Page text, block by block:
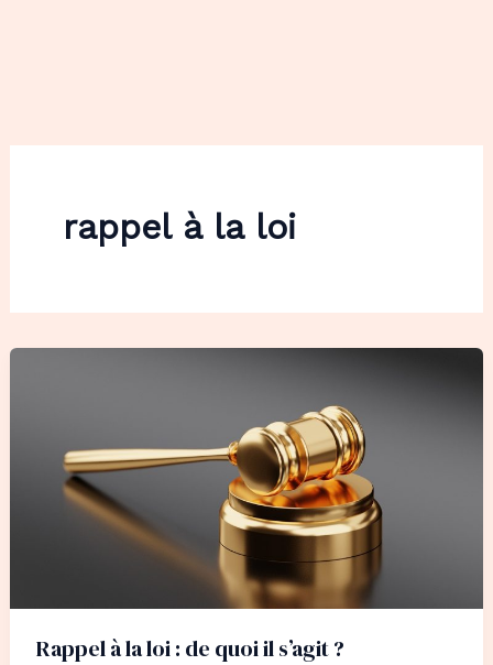
rappel à la loi
Rappel à la loi : de quoi il s’agit ?